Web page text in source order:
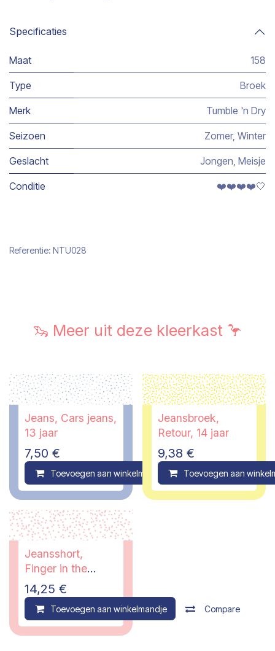
Specificaties
Maat 158
Type Broek
Merk Tumble 'n Dry
Seizoen Zomer, Winter
Geslacht Jongen Meisje
Conditie ❤️❤️❤️❤️🤍
Referentie: NTU028
🦦 Meer uit deze kleerkast 🦩
Jeans, Cars jeans,
13 jaar
7,50 €
Toevoegen aan winkelmandje Compare
Jeansbroek,
Retour, 14 jaar
9,38 €
Toevoegen aan
Jeansshort,
Finger in the
Nose, 14/15 jaar
14,25 €
Toevoegen aan winkelmandje Compare